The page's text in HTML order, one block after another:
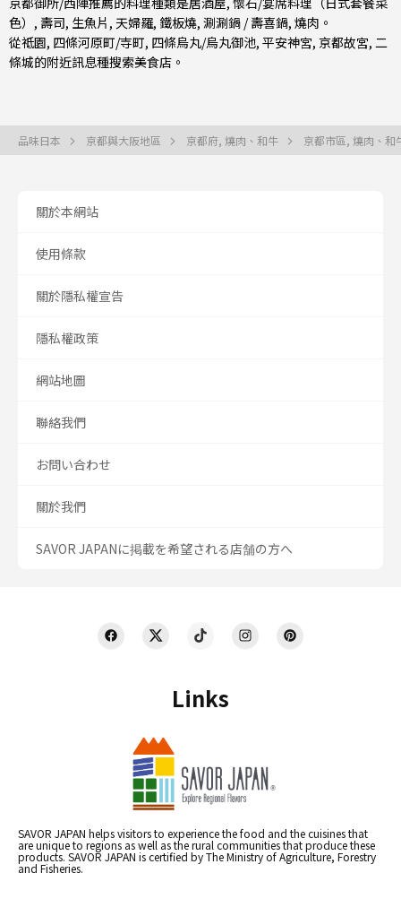
色） , 壽司, 生魚片 , 天婦羅, 鐵板燒, 涮涮鍋 / 壽喜鍋, 燒肉 。
從祗園, 四條河原町/寺町, 四條烏丸/烏丸御池, 平安神宮, 京都故宮, 二
條城的附近訊息種搜索美食店。
品味日本 京都與大阪地區 京都府, 燒肉、和牛 京都市區, 燒肉、和
Links
SAVOR JAPAN helps visitors to experience the food and the cuisines that
are unique to regions as well as the rural communities that produce these
products. SAVOR JAPAN is certified by The Ministry of Agriculture, Forestry
and Fisheries.
關於本網站
使用條款
關於隱私權宣告
隱私權政策
網站地圖
聯絡我們
お問い合わせ
關於我們
SAVOR JAPANに掲載を希望される店舗の方へ